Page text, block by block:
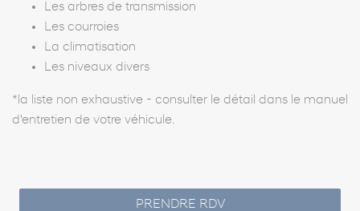
Les arbres de transmission
Les courroies
La climatisation
Les niveaux divers
*la liste non exhaustive - consulter le détail dans le manuel
d'entretien de votre véhicule.
PRENDRE RDV